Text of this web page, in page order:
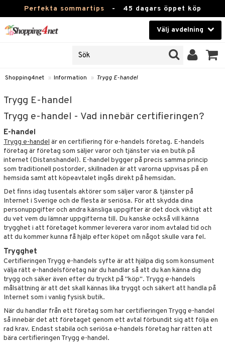
Perfekta sommartips - 45 dagars öppet köp
Välj avdelning
Kontaktlinser
Hälsokost
Apotek
Fitness
Hem & Inredning
Leksaker, Barn & Baby
Varumärken
Kampanjer
Shopping4net » Information » Trygg E-handel
Trygg E-handel
Trygg e-handel - Vad innebär certifieringen?
E-handel
Trygg e-handel är en certifiering för e-handels företag. E-handels
företag är företag som säljer varor och tjänster via en butik på
internet (Distanshandel). E-handel bygger på precis samma princip
som traditionell postorder, skillnaden är att varorna uppvisas på en
hemsida samt att köpeavtalet ingås direkt på hemsidan.
Det finns idag tusentals aktörer som säljer varor & tjänster på
Internet i Sverige och de flesta är seriösa. För att skydda dina
personuppgifter och andra känsliga uppgifter är det dock viktigt att
du vet vem du lämnar uppgifterna till. Du kanske också vill känna
trygghet i att företaget kommer leverera varor inom avtalad tid och
att du kommer kunna få hjälp efter köpet om något skulle vara fel.
Trygghet
Certifieringen Trygg e-handels syfte är att hjälpa dig som konsument
välja rätt e-handelsföretag när du handlar så att du kan känna dig
trygg och säker även efter du tryckt på "köp". Trygg e-handels
målsättning är att det skall kännas lika tryggt och säkert att handla på
Internet som i vanlig fysisk butik.
När du handlar från ett företag som har certifieringen Trygg e-handel
så innebär det att företaget genom ett avtal förbundit sig att följa en
rad krav. Endast stabila och seriösa e-handels företag har rätten att
bära certifieringen Trygg e-handel.
svar
för Shopping4net
Beautystore